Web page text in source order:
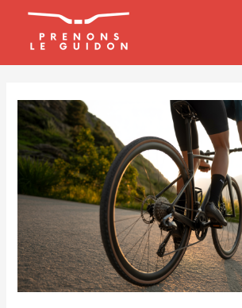
contenu